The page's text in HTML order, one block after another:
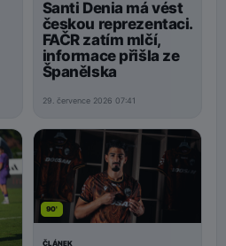
Santi Denia má vést
českou reprezentaci.
FAČR zatím mlčí,
informace přišla ze
Španělska
29. července 2026 07:41
90'
ČLÁNEK